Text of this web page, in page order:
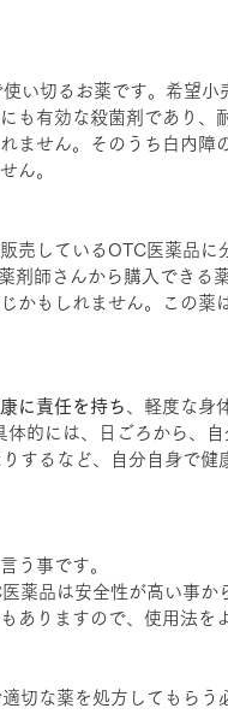
い切るお薬です。希望
も有効な殺菌剤であり、
ません。そのうち白内障
ん。
売しているOTC医薬品に
師さんから購入できる
かもしれません。この薬
に責任を持ち 、軽度な身
的には、日ごろから、
するなど、自分自身で健
う事です。
薬品は安全性が高い事か
ありますので、使用法を
切な薬を処方してもらう